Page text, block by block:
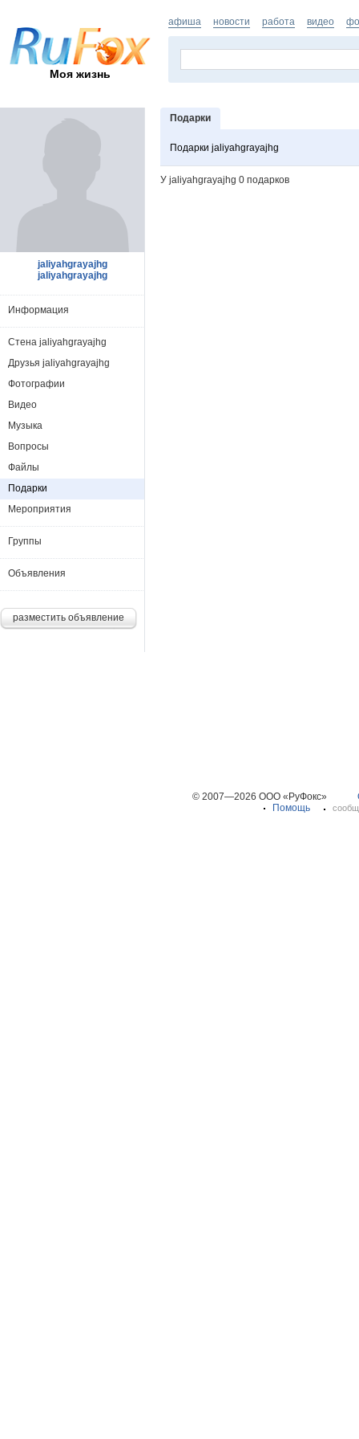
Моя жизнь
афиша новости работа видео
Подарки
Подарки jaliyahgrayajhg
У jaliyahgrayajhg 0 подарков
jaliyahgrayajhg
jaliyahgrayajhg
Информация
Стена jaliyahgrayajhg
Друзья jaliyahgrayajhg
Фотографии
Видео
Музыка
Вопросы
Файлы
Подарки
Мероприятия
Группы
Объявления
разместить объявление
© 2007—2026 ООО «РуФокс»
Помощь